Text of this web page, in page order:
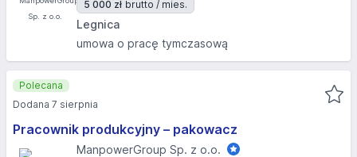
5 000 zł brutto / mies.
Legnica
umowa o pracę tymczasową
Pracownik produkcyjny – pakowacz
ManpowerGroup Sp. z o.o.
Polecana
Dodana 7 sierpnia